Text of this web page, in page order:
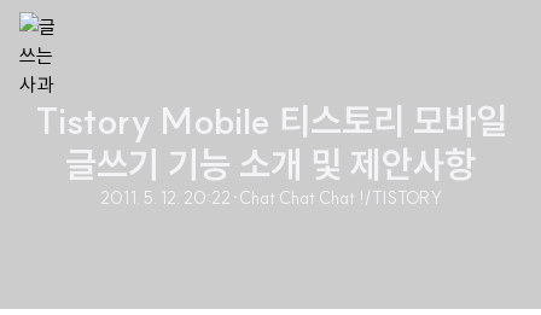
Tistory Mobile 티스토리 모바일
글쓰기 기능 소개 및 제안사항
2011. 5. 12. 20:22 ·Chat Chat Chat !/TISTORY